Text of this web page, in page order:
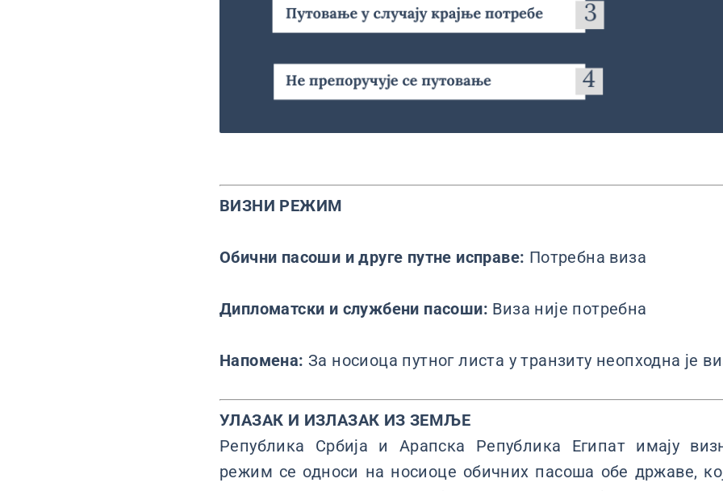
ВИЗНИ РЕЖИМ
Обични пасоши и друге путне исправе: Потребна виза
Дипломатски и службени пасоши: Виза није потребна
Напомена: За носиоца путног листа у транзиту неопходна је
УЛАЗАК И ИЗЛАЗАК ИЗ ЗЕМЉЕ
Република Србија и Арапска Република Египат имају
режим се односи на носиоце обичних пасоша обе државе,